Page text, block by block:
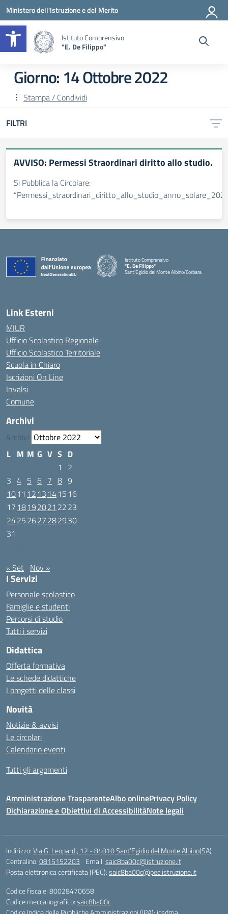
Apri la barra degli strumenti
Vai ai contenuti
Vai al menu di navigazione
Vai al footer
Ministero dell'Istruzione e del Merito
Istituto Comprensivo
"E. De Filippo"
Giorno: 14 Ottobre 2022
Stampa / Condividi
FILTRI
AVVISO: Permessi Straordinari diritto allo studio.
Si Pubblica la Circolare:
Istituto Comprensivo
"E. De Filippo"
Sant'Egidio del Monte Albino/Corbara
Link Esterni
MIUR
Ufficio Scolastico Regionale
Ufficio Scolastico Territoriale
Scuola in Chiaro
Iscrizioni On Line
Invalsi
Comune
Archivi
Archivi
L M M G V S D
1
2
3 4 5 6 7 8 9
1011 12 13 1415 16
17 18192021 2223
24252627282930
31
« Set Nov »
I Servizi
Personale scolastico
Famiglie e studenti
Percorsi di studio
Tutti i servizi
Didattica
Offerta formativa
Le schede didattiche
I progetti delle classi
Novità
Notizie & avvisi
Le circolari
Calendario eventi
Tutti gli argomenti
Amministrazione TrasparenteAlbo onlinePrivacy Policy
Dichiarazione e Obiettivi di AccessibilitàNote legali
Indirizzo:Via G. Leopardi, 12 - 84010 Sant’Egidio del Monte Albino(SA)
Centralino:0815152203 Email:saic8ba00c@istruzione.it
Posta elettronica certificata (PEC):saic8ba00c@pec.istruzione.it
Codice fiscale: 80028470658
Codice meccanografico:saic8ba00c